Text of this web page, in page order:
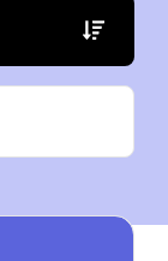
(Externe